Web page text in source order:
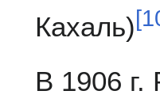
Кахаль)[
В 1906